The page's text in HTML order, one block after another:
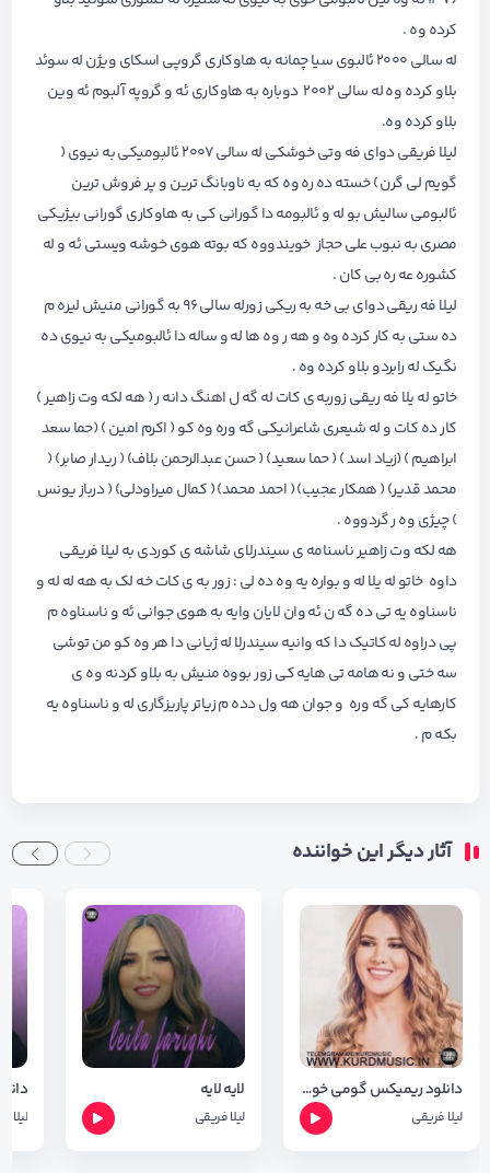
کرده وه .
له سالی ۲۰۰۰ ئالبوی سیا چمانه به هاوکاری گروپی اسکای ویژن له سوئد
بلاو کرده وه له سالی ۲۰۰۲ دوباره به هاوکاری ئه و گروپه آلبوم ئه وین
بلاو کرده وه.
لیلا فریقی دوای فه وتی خوشکی له سالی ۲۰۰۷ ئالبومیکی به نیوی (
گویم لی گرن ) خسته ده ره وه که به ناوبانگ ترین و پر فروش ترین
ئالبومی سالیش بو له و ئالبومه دا گورانی کی به هاوکاری گورانی بیژیکی
مصری به نبوب علی حجاز خویندووه که بوته هوی خوشه ویستی ئه و له
کشوره عه ره بی کان .
لیلا فه ریقی دوای بی خه به ریکی زورله سالی ۹۶ به گورانی منیش لیره م
ده ستی به کار کرده وه و هه ر وه ها له و ساله دا ئالبومیکی به نیوی ده
نگیک له رابردو بلاو کرده وه .
خاتو له یلا فه ریقی زوربه ی کات له گه ل اهنگ دانه ر ( هه لکه وت زاهیر )
کار ده کات و له شیعری شاعرانیکی گه وره وه کو ( اکرم امین ) (حما سعد
ابراهیم ) (زیاد اسد ) ( حما سعید) ( حسن عبدالرحمن بلاف) ( ریدار صابر) (
محمد قدیر) ( همکار عجیب) ( احمد محمد) ( کمال میراودلی) ( درباز یونس
) چیژی وه ر گردووه .
هه لکه وت زاهیر ناسنامه ی سیندرلای شاشه ی کوردی به لیلا فریقی
داوه خاتو له یلا له و بواره یه وه ده لی : زور به ی کات خه لک به هه له له و
ناسناوه یه تی ده گه ن ئه وان لایان وایه به هوی جوانی ئه و ناسناوه م
پی دراوه له کاتیک دا که وانیه سیندرلا له ژیانی دا هر وه کو من توشی
سه ختی و نه هامه تی هایه کی زور بووه منیش به بلاو کردنه وه ی
کارهایه کی گه وره و جوان هه ول دده م زیاتر پاریزگاری له و ناسناوه یه
بکه م .
آثار دیگر این خواننده
دانلود ریمیکس گومی خوین از لیلا فریقی ( جدید )
لیلا فریقی
لایه لایه
لیلا فریقی لیلا